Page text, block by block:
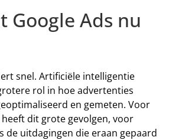
Google Ads nu
snel. Artificiële intelligentie
rol in hoe advertenties
en gemeten. Voor
dit grote gevolgen, voor
de uitdagingen die eraan gepaard